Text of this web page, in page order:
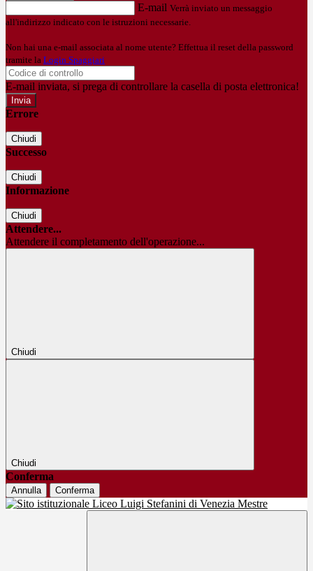
E-mail Verrà inviato un messaggio
all'indirizzo indicato con le istruzioni necessarie.
Non hai una e-mail associata al nome utente? Effettua il reset della password
tramite la Login Spaggiari
E-mail inviata, si prega di controllare la casella di posta elettronica!
Errore
Chiudi
Successo
Chiudi
Informazione
Chiudi
Attendere...
Attendere il completamento dell'operazione...
Chiudi
Chiudi
Conferma
Annulla Conferma